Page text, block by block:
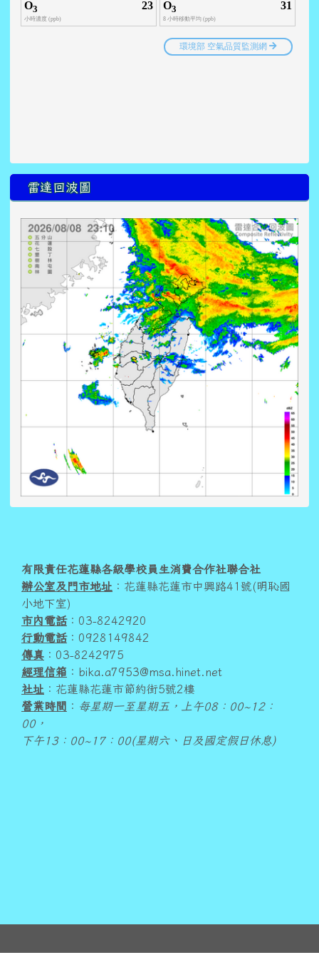
雷達回波圖
頁尾區域內容
有限責任花蓮縣各級學校員生消費合作社聯合社
辦公室及門市地址 ：花蓮縣花蓮市中興路41號(明恥國
小地下室)
市內電話：03-8242920
行動電話：0928149842
傳真 ：03-8242975
經理信箱 ：bika.a7953@msa.hinet.net
社址 ：花蓮縣花蓮市節約街5號2樓
營業時間
： 每星期一至星期五，上午08：00~12：
00，
下午13：00~17：00(星期六、日及國定假日休息)